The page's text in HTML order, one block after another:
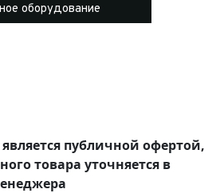
оборудование
публичной офертой,
товара уточняется в